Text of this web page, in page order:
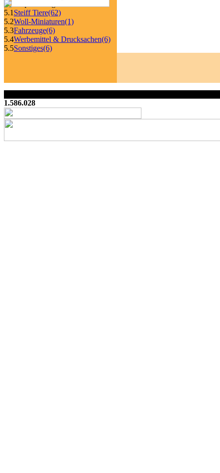
5.1 Steiff Tiere(62)
5.2Woll-Miniaturen(1)
5.3Fahrzeuge(6)
5.4Werbemittel & Drucksachen(6)
5.5Sonstiges(6)
1.586.028